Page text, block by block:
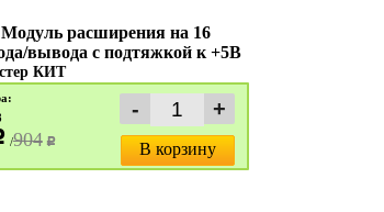
расширения на 16
вывода с подтяжкой к +5В
КИТ
/904 c В корзину